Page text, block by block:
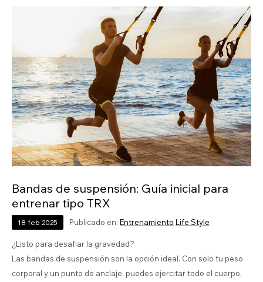
Bandas de suspensión: Guía inicial para
entrenar tipo TRX
18 feb 2025 Publicado en: Entrenamiento Life Style
¿Listo para desafiar la gravedad?
Las bandas de suspensión son la opción ideal. Con solo tu peso
corporal y un punto de anclaje, puedes ejercitar todo el cuerpo,